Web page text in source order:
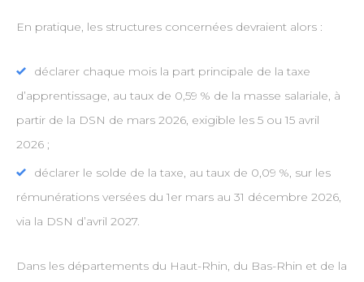
En pratique, les structures concernées devraient alors :
déclarer chaque mois la part principale de la taxe
d’apprentissage, au taux de 0,59 % de la masse salariale, à
partir de la DSN de mars 2026, exigible les 5 ou 15 avril
2026 ;
déclarer le solde de la taxe, au taux de 0,09 %, sur les
rémunérations versées du 1er mars au 31 décembre 2026,
via la DSN d’avril 2027.
Dans les départements du Haut-Rhin, du Bas-Rhin et de la